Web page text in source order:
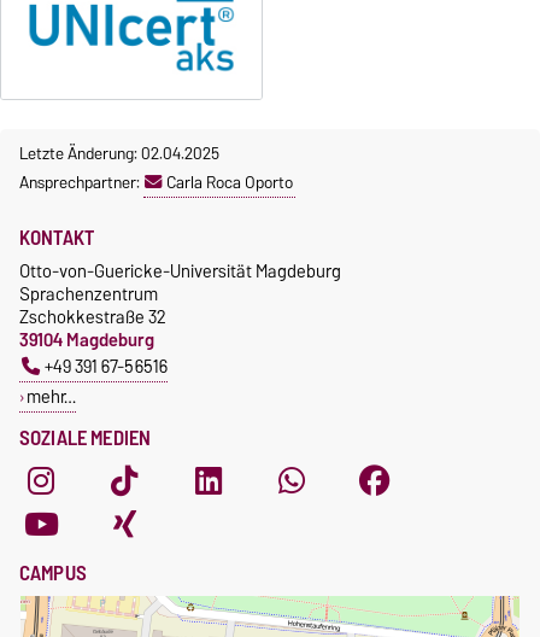
Letzte Änderung: 02.04.2025
Ansprechpartner:
Carla Roca Oporto
SOZIALE MEDIEN
KONTAKT
Otto-von-Guericke-Universität Magdeburg
Sprachenzentrum
Zschokkestraße 32
39104 Magdeburg
+49 391 67-56516
mehr…
CAMPUS